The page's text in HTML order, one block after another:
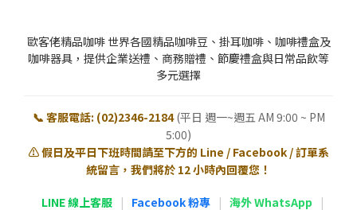
歐客佬精品咖啡 世界各國精品咖啡豆、掛耳咖啡、咖啡禮盒及
咖啡器具，提供企業送禮、商務贈禮、節慶禮盒與日常品飲等
多元選擇
📞 客服電話: (02)2346-2184 (平日 週一~週五 AM 9:00 ~ PM
5:00)
⚠️ 假日及平日下班時間請至下方的 Line / Facebook / 訂單系
統留言，我們將於 12 小時內回覆您！
LINE 線上客服 | Facebook 粉專 | 海外 WhatsApp |